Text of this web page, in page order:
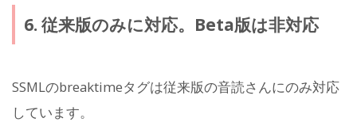
6. 従来版のみに対応。Beta版は非対応
SSMLのbreaktimeタグは従来版の音読さんにのみ対応
しています。